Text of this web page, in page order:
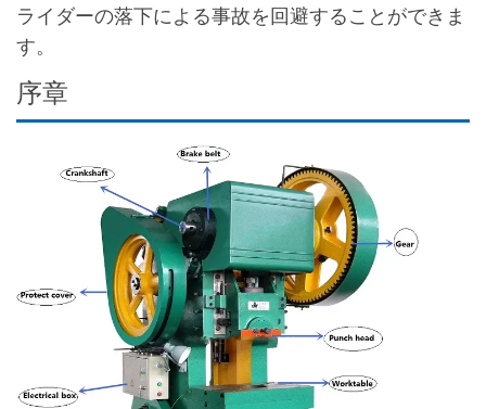
ライダーの落下による事故を回避することができま
す。
序章